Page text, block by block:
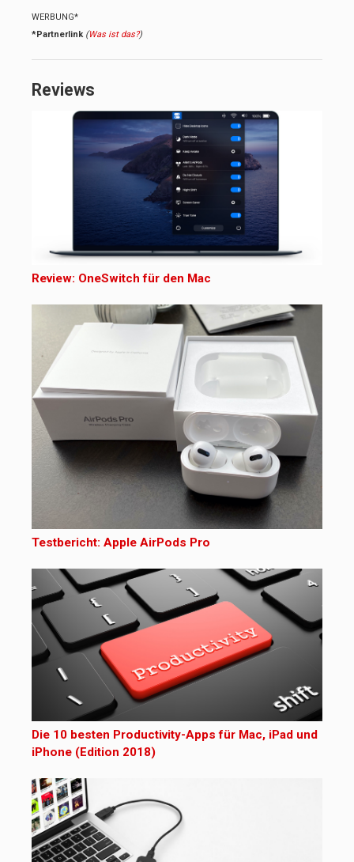
WERBUNG*
*Partnerlink (Was ist das?)
Reviews
Review: OneSwitch für den Mac
Testbericht: Apple AirPods Pro
Die 10 besten Productivity-Apps für Mac, iPad und
iPhone (Edition 2018)